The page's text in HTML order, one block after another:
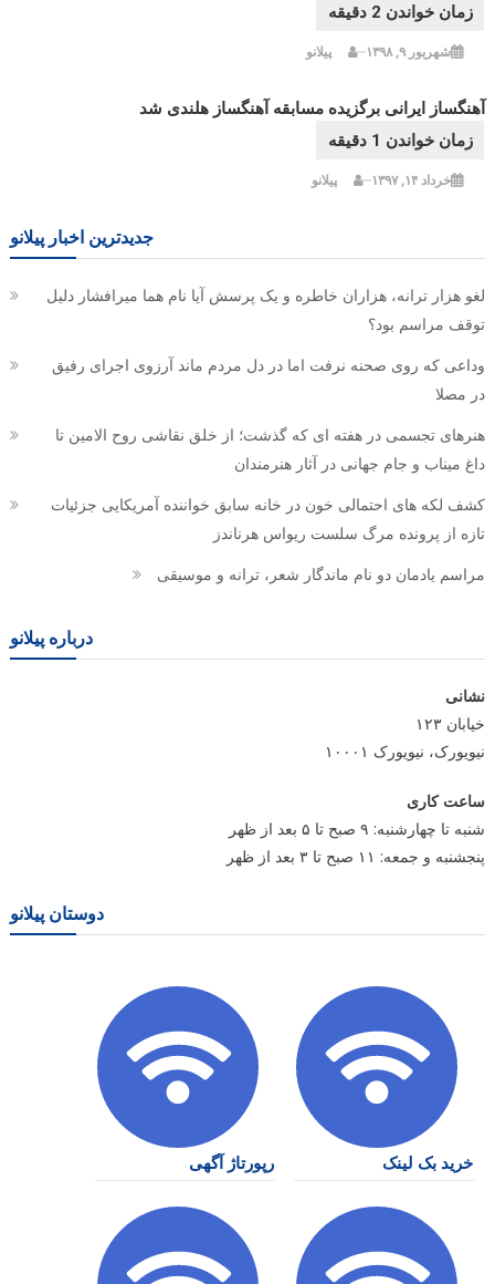
شهریور ۹, ۱۳۹۸ پیلانو
آهنگساز ایرانی برگزیده مسابقه آهنگساز هلندی شد
خرداد ۱۴, ۱۳۹۷ پیلانو
جدیدترین اخبار پیلانو
لغو هزار ترانه، هزاران خاطره و یک پرسش آیا نام هما میرافشار دلیل
توقف مراسم بود؟
وداعی که روی صحنه نرفت اما در دل مردم ماند آرزوی اجرای رفیق
در مصلا
هنرهای تجسمی در هفته ای که گذشت؛ از خلق نقاشی روح الامین تا
داغ میناب و جام جهانی در آثار هنرمندان
کشف لکه های احتمالی خون در خانه سابق خواننده آمریکایی جزئیات
تازه از پرونده مرگ سلست ریواس هرناندز
مراسم یادمان دو نام ماندگار شعر، ترانه و موسیقی
درباره پیلانو
نشانی
خیابان ۱۲۳
نیویورک، نیویورک ۱۰۰۰۱
ساعت کاری
شنبه تا چهارشنبه: ۹ صبح تا ۵ بعد از ظهر
پنجشنبه و جمعه: ۱۱ صبح تا ۳ بعد از ظهر
دوستان پیلانو
خرید بک لینک رپورتاژ آگهی